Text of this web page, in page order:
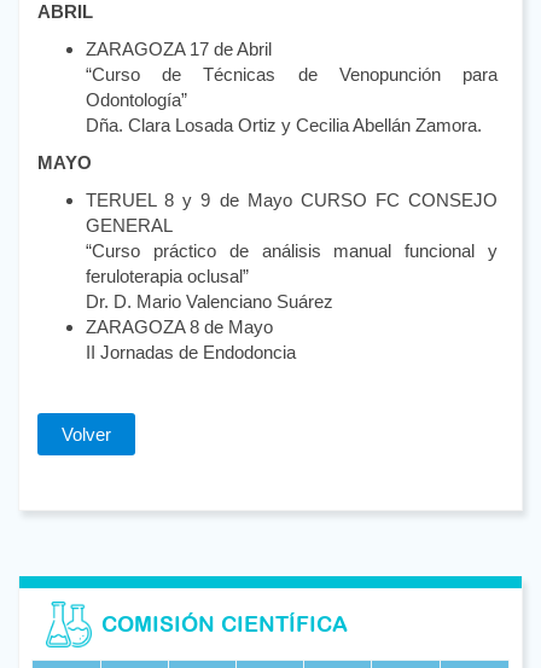
ABRIL
ZARAGOZA 17 de Abril
“Curso de Técnicas de Venopunción para
Odontología”
Dña. Clara Losada Ortiz y Cecilia Abellán Zamora.
MAYO
TERUEL 8 y 9 de Mayo CURSO FC CONSEJO
GENERAL
“Curso práctico de análisis manual funcional y
feruloterapia oclusal”
Dr. D. Mario Valenciano Suárez
ZARAGOZA 8 de Mayo
II Jornadas de Endodoncia
Volver
COMISIÓN CIENTÍFICA